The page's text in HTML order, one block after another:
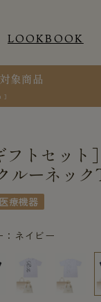
LOOKBOOK
象商品
］
フトセッ
ルーネッ
療機器
：ネイビー